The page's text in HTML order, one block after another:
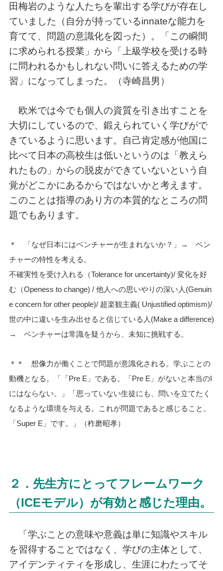
田梅岩のような人たちを輩出する学びが存在し
ていました（自分が持っているinnateな能力を
育てて、問題の意識化を図った）。「この瞬間
に求められる授業」から「上級学校を受ける時
に問われるかもしれない問いに答えるための学
習」になってしまった。（寺崎昌男）
欧米では今でも個人の資質を引き出すことを
大切にしているので、鍛えられていく学びがで
きているように思います。自己肯定感が他国に
比べて日本の高校生は低いというのは「教えら
れたもの」からの脱皮ができていないという自
覚がどこかにあるからではないかと考えます。
このことは指導のあり方の本質的なところの問
題でもあります。
＊ 「なぜ日本にはベンチャーが生まれないか？」→ ベン
チャーの特性を考える。
不確実性を受け入れる（Tolerance for uncertainty)/ 変化を好
む（Openess to change) / 他人への思いやりの深い人(Genuin
e concern for other people)/ 超楽観主義( Unjustified optimism)/
世の中に違いを生み出せると信じている人(Make a difference)
→ ベンチャーは常識を疑うから、未知に挑戦する。
＊＊ 想像力が働くことで問題が意識化される。学ぶことの
動機となる。「「Pre E」である。「Pre E」がないと本当のI
にはならない。」「思っていない生徒にも、問いを立てたく
なるような環境を与える。これが問題であると感じること。
「Super E」です。」（柞磨昭孝）
２．先生方にとってフレームワーク
（ICEモデル）が有効と感じた理由。
「学ぶことの意味や意義は単に知識やスキル
を習得することではなく、学びの主体として、
アイデンティティを形成し、生涯にわたってそ